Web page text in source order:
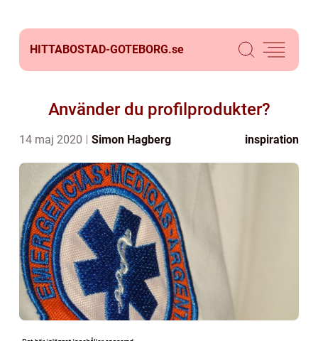
HITTABOSTAD-GOTEBORG.se
Använder du profilprodukter?
14 maj 2020 Simon Hagberg inspiration